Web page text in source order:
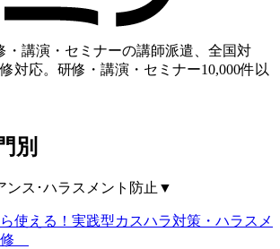
・講演・セミナーの講師派遣、全国対
対応。研修・講演・セミナー10,000件以
別
ンス･ハラスメント防止 ▼
使える！実践型カスハラ対策・ハラスメ
修